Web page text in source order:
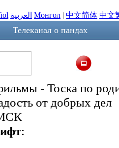
العربية Монгол | 中文简体 中文
Телеканал о пандах
- Тоска по
от добрых дел
: